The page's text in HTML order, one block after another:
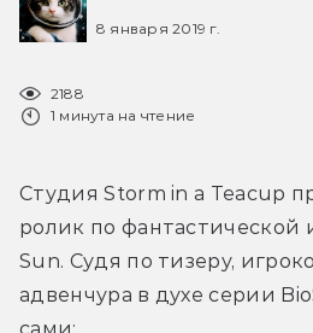
8 января 2019 г.
2188
1 минута на чтение
Студия Storm in a Teacup
ролик по фантастической
Sun. Судя по тизеру,
адвенчура в духе серии
сами: